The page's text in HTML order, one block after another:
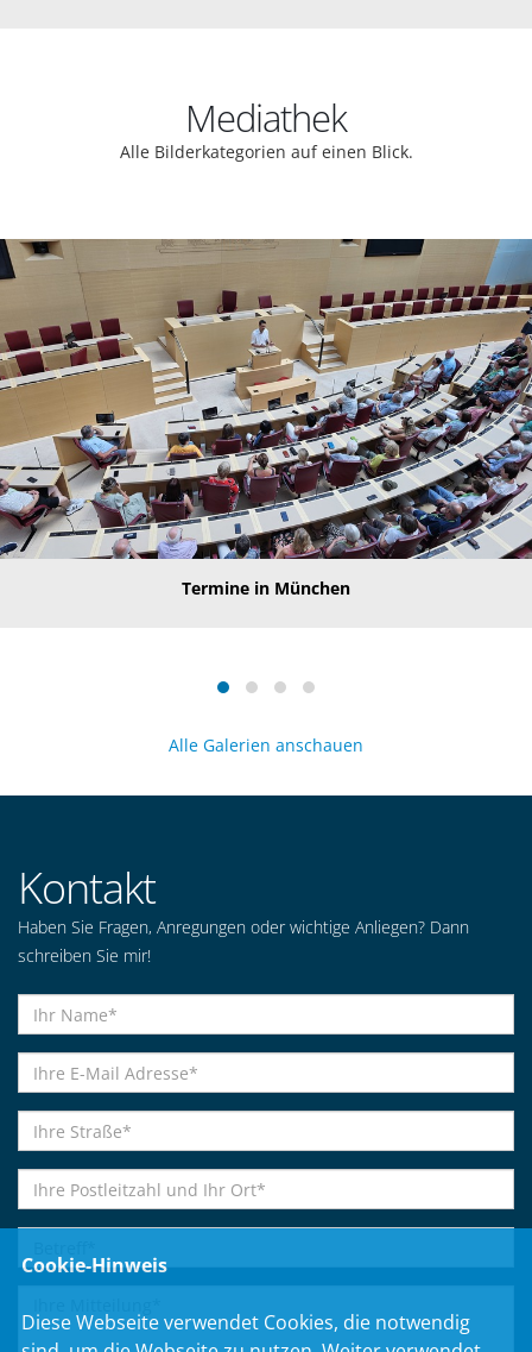
Mediathek
Alle Bilderkategorien auf einen Blick.
Termine in München
Alle Galerien anschauen
Kontakt
Haben Sie Fragen, Anregungen oder wichtige Anliegen? Dann
schreiben Sie mir!
Cookie-Hinweis
Diese Webseite verwendet Cookies, die notwendig